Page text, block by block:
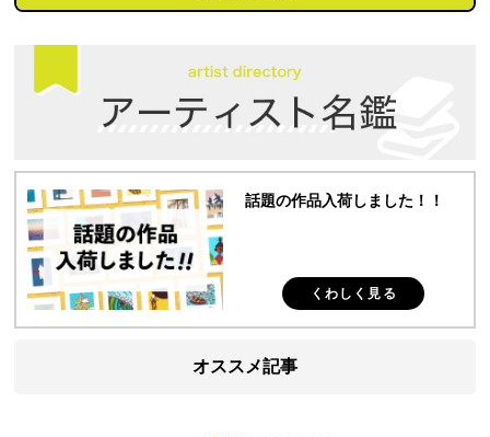
話題の作品入荷しました！！
くわしく見る
オススメ記事